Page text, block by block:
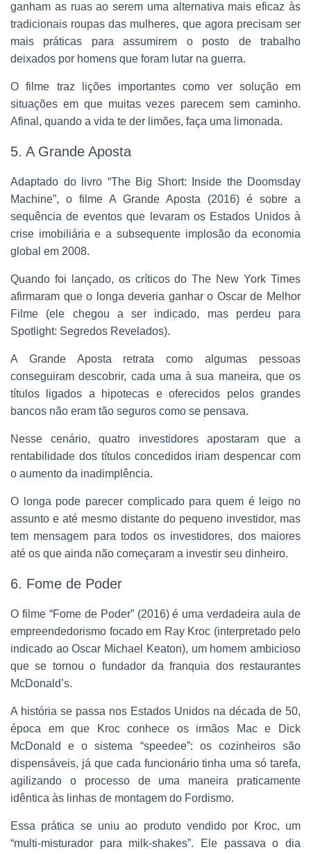
ganham as ruas ao serem uma alternativa mais eficaz às
tradicionais roupas das mulheres, que agora precisam ser
mais práticas para assumirem o posto de trabalho
deixados por homens que foram lutar na guerra.
O filme traz lições importantes como ver solução em
situações em que muitas vezes parecem sem caminho.
Afinal, quando a vida te der limões, faça uma limonada.
5. A Grande Aposta
Adaptado do livro “The Big Short: Inside the Doomsday
Machine”, o filme A Grande Aposta (2016) é sobre a
sequência de eventos que levaram os Estados Unidos à
crise imobiliária e a subsequente implosão da economia
global em 2008.
Quando foi lançado, os críticos do The New York Times
afirmaram que o longa deveria ganhar o Oscar de Melhor
Filme (ele chegou a ser indicado, mas perdeu para
Spotlight: Segredos Revelados).
A Grande Aposta retrata como algumas pessoas
conseguiram descobrir, cada uma à sua maneira, que os
títulos ligados a hipotecas e oferecidos pelos grandes
bancos não eram tão seguros como se pensava.
Nesse cenário, quatro investidores apostaram que a
rentabilidade dos títulos concedidos iriam despencar com
o aumento da inadimplência.
O longa pode parecer complicado para quem é leigo no
assunto e até mesmo distante do pequeno investidor, mas
tem mensagem para todos os investidores, dos maiores
até os que ainda não começaram a investir seu dinheiro.
6. Fome de Poder
O filme “Fome de Poder” (2016) é uma verdadeira aula de
empreendedorismo focado em Ray Kroc (interpretado pelo
indicado ao Oscar Michael Keaton), um homem ambicioso
que se tornou o fundador da franquia dos restaurantes
McDonald’s.
A história se passa nos Estados Unidos na década de 50,
época em que Kroc conhece os irmãos Mac e Dick
McDonald e o sistema “speedee”: os cozinheiros são
dispensáveis, já que cada funcionário tinha uma só tarefa,
agilizando o processo de uma maneira praticamente
idêntica às linhas de montagem do Fordismo.
Essa prática se uniu ao produto vendido por Kroc, um
“multi-misturador para milk-shakes”. Ele passava o dia